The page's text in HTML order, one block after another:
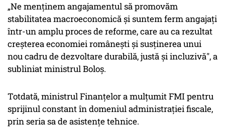
„Ne menținem angajamentul să promovăm
stabilitatea macroeconomică și suntem ferm angajați
într-un amplu proces de reforme, care au ca rezultat
creșterea economiei românești și susținerea unui
nou cadru de dezvoltare durabilă, justă și incluzivă", a
subliniat ministrul Boloș.
Totdată, ministrul Finanțelor a mulțumit FMI pentru
sprijinul constant în domeniul administrației fiscale,
prin seria sa de asistențe tehnice.